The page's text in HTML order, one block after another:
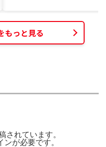
もっと見る
されています。
ンが必要です。